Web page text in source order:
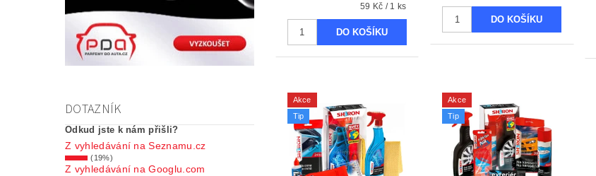
DOTAZNÍK
Odkud jste k nám přišli?
Z vyhledávání na Seznamu.cz
(19%)
Z vyhledávání na Googlu.com
59 Kč / 1 ks
Akce
Tip
Akce
Tip